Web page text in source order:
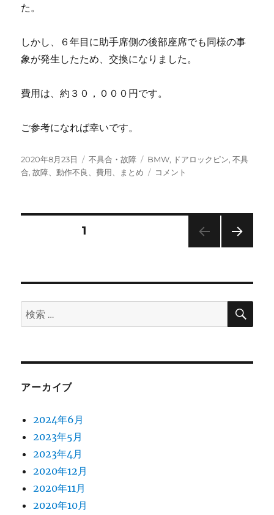
た。
しかし、６年目に助手席側の後部座席でも同様の事
象が発生したため、交換になりました。
費用は、約３０，０００円です。
ご参考になれば幸いです。
投
稿
2020年8月23日
カ
不具合・故障
タ
グ
BMW, ドアロックピン,不具
合,故障、動作不良、費用、まとめ
BMW
コメント
の
ペ
ジ
り
固定ページ1
検
索:
検
アーカイブ
2024年6月
2023年5月
2023年4月
2020年12月
2020年11月
2020年10月